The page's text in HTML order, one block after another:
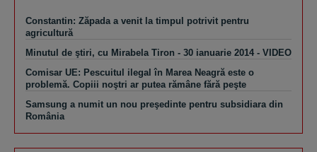
Constantin: Zăpada a venit la timpul potrivit pentru
agricultură
Minutul de ştiri, cu Mirabela Tiron - 30 ianuarie 2014 - VIDEO
Comisar UE: Pescuitul ilegal în Marea Neagră este o
problemă. Copiii noştri ar putea rămâne fără peşte
Samsung a numit un nou preşedinte pentru subsidiara din
România